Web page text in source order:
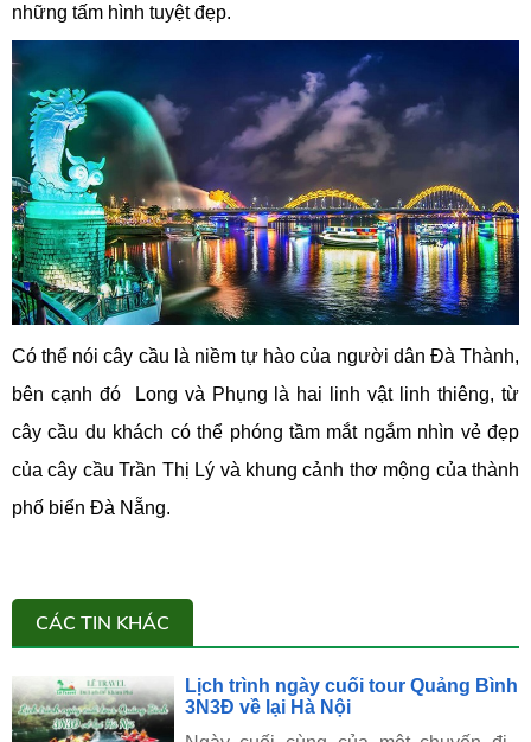
những tấm hình tuyệt đẹp.
Có thể nói cây cầu là niềm tự hào của người dân Đà Thành,
bên cạnh đó Long và Phụng là hai linh vật linh thiêng, từ
cây cầu du khách có thể phóng tầm mắt ngắm nhìn vẻ đẹp
của cây cầu Trần Thị Lý và khung cảnh thơ mộng của thành
phố biển Đà Nẵng.
CÁC TIN KHÁC
Lịch trình ngày cuối tour Quảng Bình
3N3Đ về lại Hà Nội